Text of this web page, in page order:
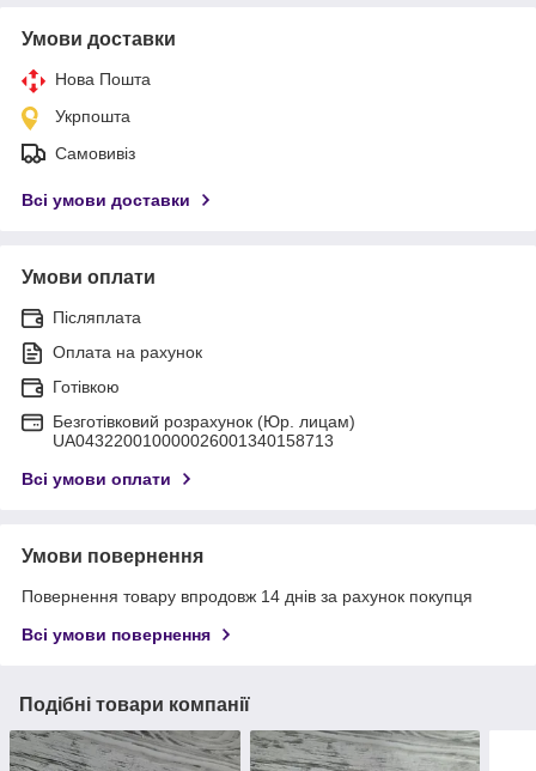
Умови доставки
Нова Пошта
Укрпошта
Самовивіз
Всі умови доставки
Умови оплати
Післяплата
Оплата на рахунок
Готівкою
Безготівковий розрахунок (Юр. лицам)
UA043220010000026001340158713
Всі умови оплати
Умови повернення
Повернення товару впродовж 14 днів за рахунок покупця
Всі умови повернення
Подібні товари компанії